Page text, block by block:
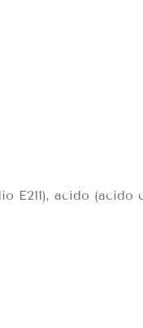
E211), acido (acido